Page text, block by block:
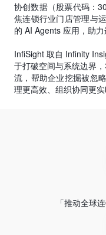
协创数据（股票代码：
焦连锁行业门店管理与
的 AI Agents 应用，助
InfiSight 取自 Infinity
于打破空间与系统边界
流，帮助企业挖掘被忽
理更高效、组织协同更实
「推动全球